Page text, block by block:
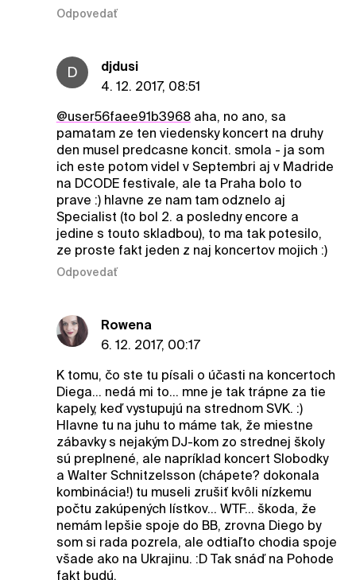
Odpovedať
D
djdusi
4. 12. 2017, 08:51
@user56faee91b3968aha, no ano, sa
pamatam ze ten viedensky koncert na druhy
den musel predcasne koncit. smola - ja som
ich este potom videl v Septembri aj v Madride
na DCODE festivale, ale ta Praha bolo to
prave :) hlavne ze nam tam odznelo aj
Specialist (to bol 2. a posledny encore a
jedine s touto skladbou), to ma tak potesilo,
ze proste fakt jeden z naj koncertov mojich :)
Odpovedať
Rowena
6. 12. 2017, 00:17
K tomu, čo ste tu písali o účasti na koncertoch
Diega... nedá mi to... mne je tak trápne za tie
kapely, keď vystupujú na strednom SVK. :)
Hlavne tu na juhu to máme tak, že miestne
zábavky s nejakým DJ-kom zo strednej školy
sú preplnené, ale napríklad koncert Slobodky
a Walter Schnitzelsson (chápete? dokonala
kombinácia!) tu museli zrušiť kvôli nízkemu
počtu zakúpených lístkov... WTF... škoda, že
nemám lepšie spoje do BB, zrovna Diego by
som si rada pozrela, ale odtiaľto chodia spoje
všade ako na Ukrajinu. :D Tak snáď na Pohode
fakt budú.